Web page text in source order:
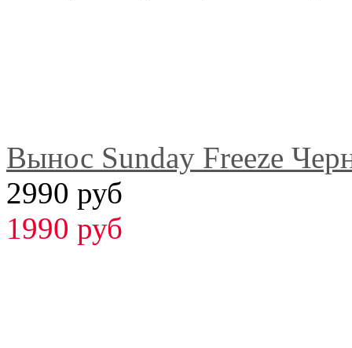
Вынос Sunday Freeze
2990 руб
1990 руб